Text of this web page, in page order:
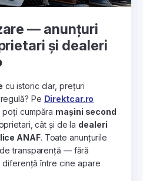
— anunțuri
și dealeri
cu istoric clar, prețuri
Pe Direktcar.ro
cumpăra mașini second
cât și de la dealeri
ANAF. Toate anunțurile
transparență — fără
diferență între cine apare